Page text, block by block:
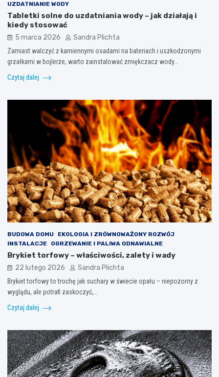
UZDATNIANIE WODY
Tabletki solne do uzdatniania wody – jak działają i
kiedy stosować
5 marca 2026 Sandra Plichta
Zamiast walczyć z kamiennymi osadami na bateriach i uszkodzonymi
grzałkami w bojlerze, warto zainstalować zmiękczacz wody…
Czytaj dalej
BUDOWA DOMU
EKOLOGIA I ZRÓWNOWAŻONY ROZWÓJ
INSTALACJE
OGRZEWANIE I PALIWA ODNAWIALNE
Brykiet torfowy – właściwości, zalety i wady
22 lutego 2026 Sandra Plichta
Brykiet torfowy to trochę jak suchary w świecie opału – niepozorny z
wyglądu, ale potrafi zaskoczyć,…
Czytaj dalej